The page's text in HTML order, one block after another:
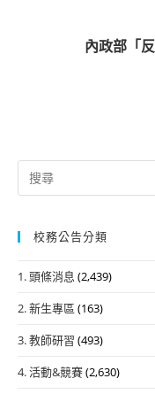
內政部「
Search
for:
校務公告分類
1. 頭條消息 (2,439)
2. 新生專區 (163)
3. 教師研習 (493)
4. 活動&競賽(2,630)